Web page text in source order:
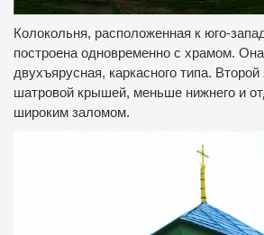
Колокольня, расположенная к юго-
построена одновременно с храмом.
двухъярусная, каркасного типа.
шатровой крышей, меньше нижнего и
широким заломом.